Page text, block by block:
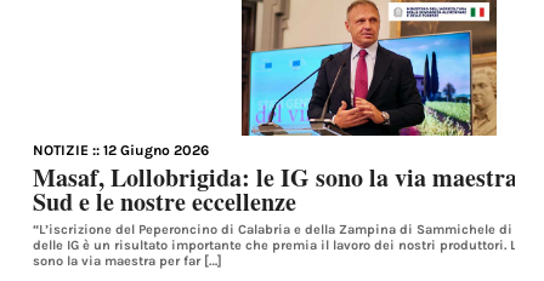
NOTIZIE :: 12 Giugno 2026
Masaf, Lollobrigida: le IG sono la via maestra
Sud e le nostre eccellenze
“L’iscrizione del Peperoncino di Calabria e della Zampina di Sammichele di
delle IG è un risultato importante che premia il lavoro dei nostri produttori. Le
sono la via maestra per far […]